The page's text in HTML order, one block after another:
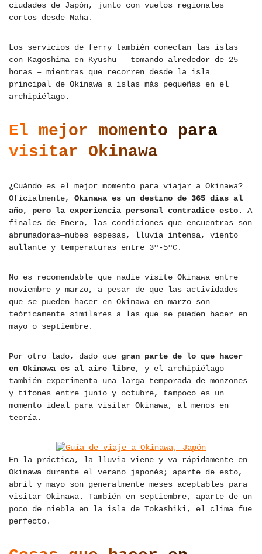
ciudades de Japón, junto con vuelos regionales
cortos desde Naha.
Los servicios de ferry también conectan las islas
con Kagoshima en Kyushu – tomando alrededor de 25
horas – mientras que recorren desde la isla
principal de Okinawa a islas más pequeñas en el
archipiélago.
El mejor momento para
visitar Okinawa
¿Cuándo es el mejor momento para viajar a Okinawa?
Oficialmente, Okinawa es un destino de 365 días al
año, pero la experiencia personal contradice esto. A
finales de Enero, las condiciones que encuentras son
abrumadoras—nubes espesas, lluvia intensa, viento
aullante y temperaturas entre 3º-5ºC.
No es recomendable que nadie visite Okinawa entre
noviembre y marzo, a pesar de que las actividades
que se pueden hacer en Okinawa en marzo son
teóricamente similares a las que se pueden hacer en
mayo o septiembre.
Por otro lado, dado que gran parte de lo que hacer
en Okinawa es al aire libre, y el archipiélago
también experimenta una larga temporada de monzones
y tifones entre junio y octubre, tampoco es un
momento ideal para visitar Okinawa, al menos en
teoría.
En la práctica, la lluvia viene y va rápidamente en
Okinawa durante el verano japonés; aparte de esto,
abril y mayo son generalmente meses aceptables para
visitar Okinawa. También en septiembre, aparte de un
poco de niebla en la isla de Tokashiki, el clima fue
perfecto.